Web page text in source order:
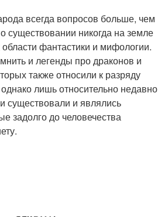
всегда вопросов больше, чем
существовании никогда на земле
области фантастики и мифологии.
и легенды про драконов и
также относили к разряду
лишь относительно недавно
существовали и являлись
задолго до человечества